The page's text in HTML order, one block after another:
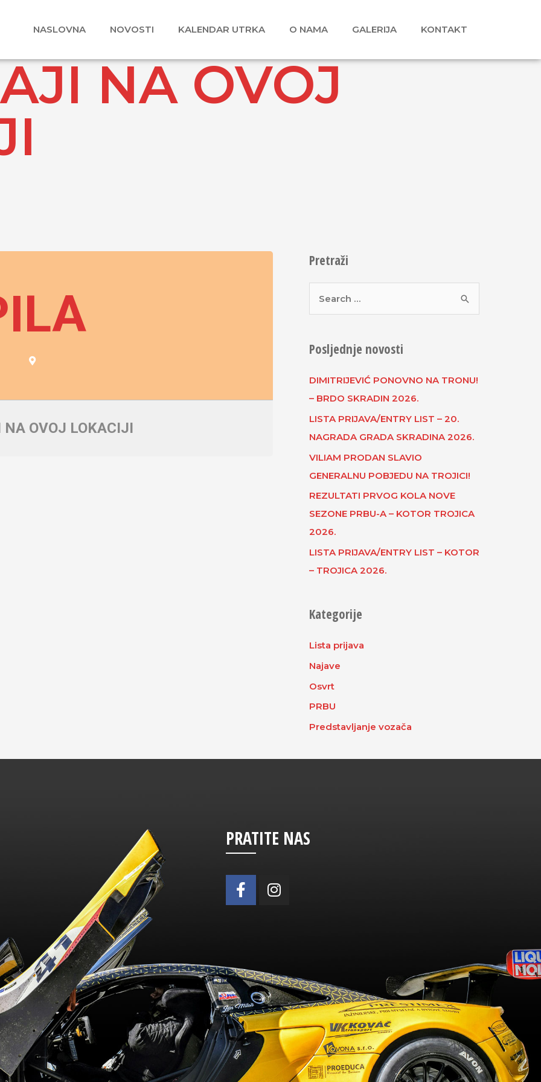
NASLOVNA NOVOSTI KALENDAR UTRKA O NAMA GALERIJA KONTAKT
NA OVOJ
NA OVOJ LOKACIJI
Pretraži
Posljednje novosti
DIMITRIJEVIĆ PONOVNO NA TRONU!
– BRDO SKRADIN 2026.
LISTA PRIJAVA/ENTRY LIST – 20.
NAGRADA GRADA SKRADINA 2026.
VILIAM PRODAN SLAVIO
GENERALNU POBJEDU NA TROJICI!
REZULTATI PRVOG KOLA NOVE
SEZONE PRBU-A – KOTOR TROJICA
2026.
LISTA PRIJAVA/ENTRY LIST – KOTOR
– TROJICA 2026.
Kategorije
Lista prijava
Najave
Osvrt
PRBU
Predstavljanje vozača
PRATITE NAS